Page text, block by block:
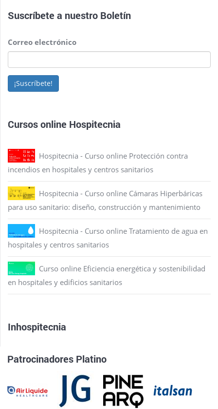
Suscríbete a nuestro Boletín
Correo electrónico
¡Suscríbete!
Cursos online Hospitecnia
Hospitecnia - Curso online Protección contra
incendios en hospitales y centros sanitarios
Hospitecnia - Curso online Cámaras Hiperbáricas
para uso sanitario: diseño, construcción y mantenimiento
Hospitecnia - Curso online Tratamiento de agua en
hospitales y centros sanitarios
Curso online Eficiencia energética y sostenibilidad
en hospitales y edificios sanitarios
Inhospitecnia
Patrocinadores Platino